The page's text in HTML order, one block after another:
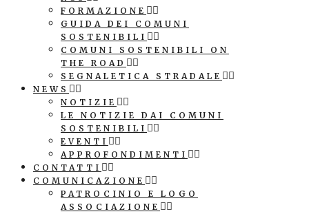
FORMAZIONE
GUIDA DEI COMUNI
SOSTENIBILI
COMUNI SOSTENIBILI ON
THE ROAD
SEGNALETICA STRADALE
NEWS
NOTIZIE
LE NOTIZIE DAI COMUNI
SOSTENIBILI
EVENTI
APPROFONDIMENTI
CONTATTI
COMUNICAZIONE
PATROCINIO E LOGO
ASSOCIAZIONE